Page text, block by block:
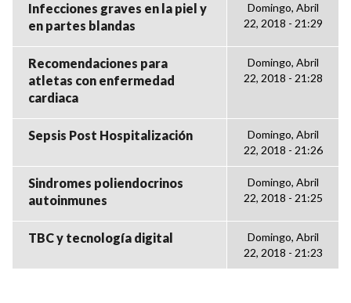
Infecciones graves en la piel y
en partes blandas
Domingo, Abril
22, 2018 - 21:29
Recomendaciones para
atletas con enfermedad
cardiaca
Domingo, Abril
22, 2018 - 21:28
Sepsis Post Hospitalización
Domingo, Abril
22, 2018 - 21:26
Sindromes poliendocrinos
autoinmunes
Domingo, Abril
22, 2018 - 21:25
TBC y tecnología digital
Domingo, Abril
22, 2018 - 21:23